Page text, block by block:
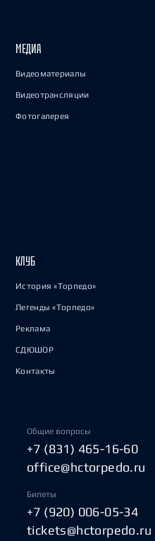
МЕДИА
Видеоматериалы
Видеотрансляции
Фотогалерея
КЛУБ
История «Торпедо»
Легенды «Торпедо»
Реклама
СДЮШОР
Контакты
Общие вопросы
+7 (831) 465-16-60
office@hctorpedo.ru
Билеты
+7 (920) 006-05-34
tickets@hctorpedo.ru